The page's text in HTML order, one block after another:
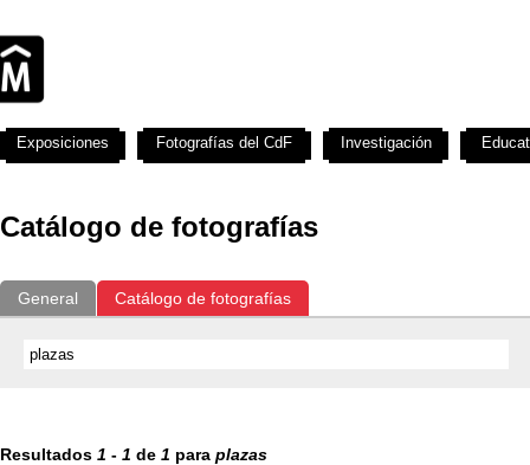
Catálogo de fotografías
General Catálogo de fotografías
Resultados 1 - 1 de 1 para plazas
Exposiciones Fotografías del CdF Investigación